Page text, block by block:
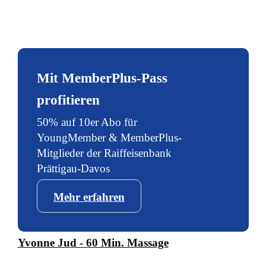
Mit MemberPlus-Pass
profitieren
50% auf 10er Abo für
YoungMember & MemberPlus-
Mitglieder der Raiffeisenbank
Prättigau-Davos
Mehr erfahren
Yvonne Jud - 60 Min. Massage